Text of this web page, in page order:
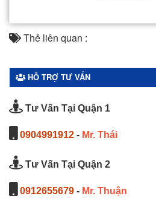
Thẻ liên quan :
HỖ TRỢ TƯ VẤN
Tư Vấn Tại Quận 1
0904991912 - Mr. Thái
Tư Vấn Tại Quận 2
0912655679 - Mr. Thuận